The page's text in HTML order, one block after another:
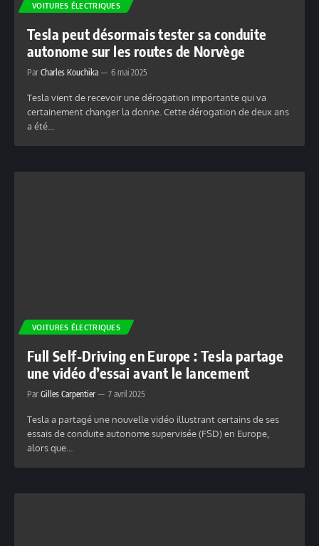
VOITURES ÉLECTRIQUES
Tesla peut désormais tester sa conduite
autonome sur les routes de Norvège
Par Charles Kouchika 6 mai 2025
Tesla vient de recevoir une dérogation importante qui va
certainement changer la donne. Cette dérogation de deux ans
a été…
VOITURES ÉLECTRIQUES
Full Self-Driving en Europe : Tesla partage
une vidéo d’essai avant le lancement
Par Gilles Carpentier 7 avril 2025
Tesla a partagé une nouvelle vidéo illustrant certains de ses
essais de conduite autonome supervisée (FSD) en Europe,
alors que…